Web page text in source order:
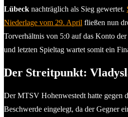
Lübeck nachträglich als Sieg gewertet.
Niederlage vom 29. April fließen nun
Torverhältnis von 5:0 auf das Konto
und letzten Spieltag wartet somit ein
Der Streitpunkt:
Der MTSV Hohenwestedt hatte gegen
Beschwerde eingelegt, da der Gegner